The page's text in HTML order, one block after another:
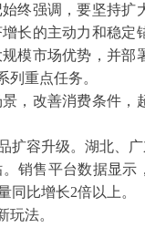
终强调，要坚持扩
长的主动力和稳
模市场优势，并
列重点任务。
，改善消费条件，
扩容升级。湖北、
销售平台数据显示
同比增长2倍以上。
玩法。